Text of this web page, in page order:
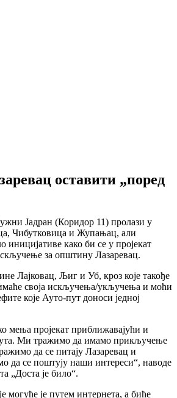
оставити „поред
Јадран (Коридор 11) пролази у
Чибутковица и Жупањац, али
иницијативе како би се у пројекат
за општину Лазаревац.
Лајковац, Љиг и Уб, кроз које такође
своја искључења/укључења и моћи
које Ауто-пут доноси једној
мења пројекат приближавајући и
Ми тражимо да имамо прикључење
да се питају Лазаревац и
да се поштују наши интереси“, наводе
„Доста је било“.
могуће је путем интернета, а биће